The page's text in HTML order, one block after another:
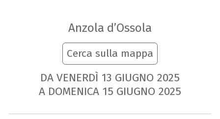
Anzola d’Ossola
Cerca sulla mappa
DA VENERDÌ 13 GIUGNO 2025
A DOMENICA 15 GIUGNO 2025